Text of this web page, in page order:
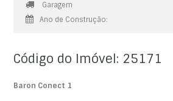
Garagem
Ano de Construção:
Código do Imóvel: 25171
Baron Conect 1